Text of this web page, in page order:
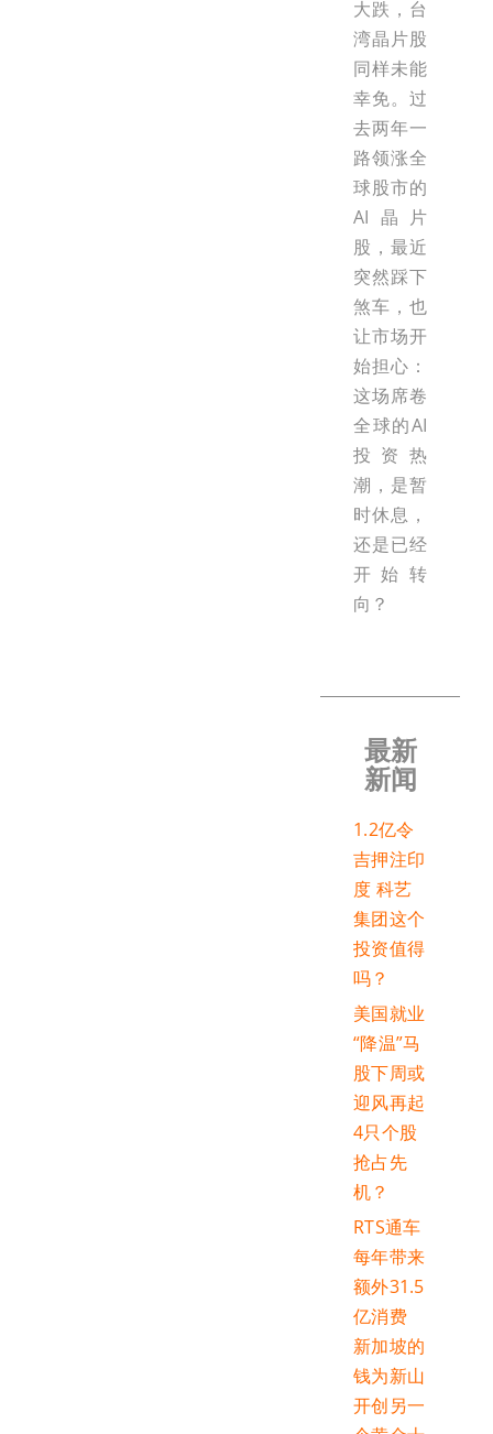
大跌，台
湾晶片股
同样未能
幸免。过
去两年一
路领涨全
球股市的
AI晶片
股，最近
突然踩下
煞车，也
让市场开
始担心：
这场席卷
全球的AI
投资热
潮，是暂
时休息，
还是已经
开始转
向？
最新
新闻
1.2亿令
吉押注印
度 科艺
集团这个
投资值得
吗？
美国就业
“降温”马
股下周或
迎风再起
4只个股
抢占先
机？
RTS通车
每年带来
额外31.5
亿消费
新加坡的
钱为新山
开创另一